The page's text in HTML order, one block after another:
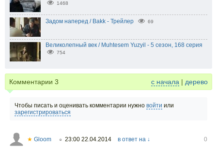
1468
Задом наперед / Bakk - Трейлер 69
Великолепный век / Muhtesem Yuzyil - 5 сезон, 168 серия
754
Комментарии 3 с начала | дерево
Чтобы писать и оценивать комментарии нужно войти или
зарегистрироваться
★ Gloom ○ 23:00 22.04.2014 в ответ на ↓
0